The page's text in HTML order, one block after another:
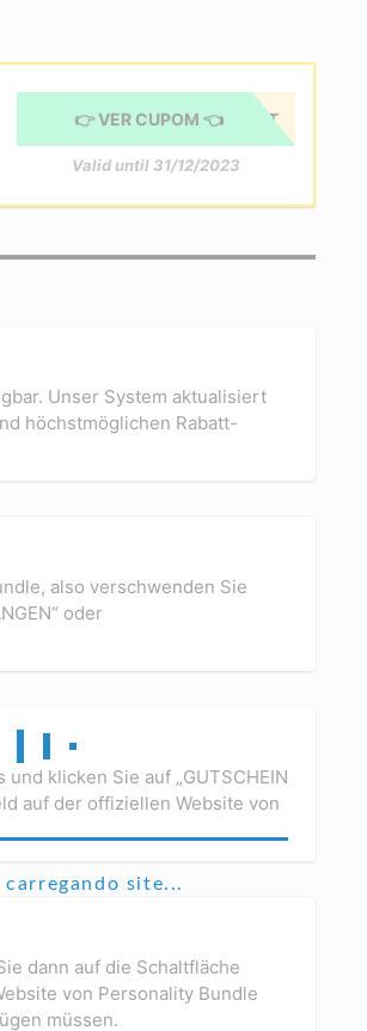
carregando site...
GUTSCHEIN ANGEWENDET
👉 VER CUPOM 👈
Valid until 31/12/2023
Unser System aktualisiert
höchstmöglichen Rabatt-
also verschwenden Sie
oder
klicken Sie auf „GUTSCHEIN
auf der offiziellen Website von
dann auf die Schaltfläche
von Personality Bundle
müssen.